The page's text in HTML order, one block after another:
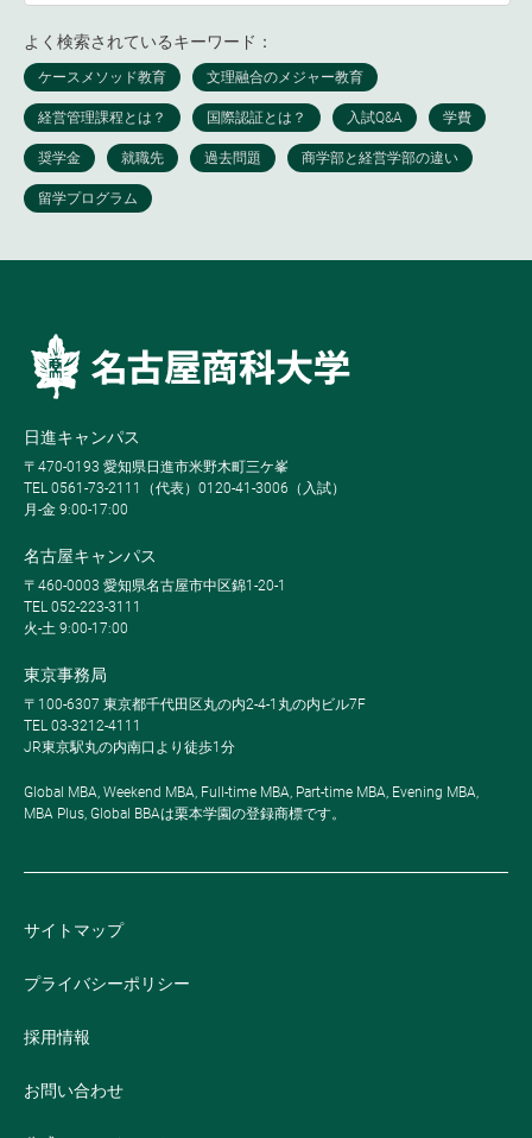
よく検索されているキーワード：
日進キャンパス
〒470-0193 愛知県日進市米野木町三ケ峯
TEL 0561-73-2111（代表）0120-41-3006（入試）
月-金 9:00-17:00
名古屋キャンパス
〒460-0003 愛知県名古屋市中区錦1-20-1
TEL 052-223-3111
火-土 9:00-17:00
東京事務局
〒100-6307 東京都千代田区丸の内2-4-1丸の内ビル7F
TEL 03-3212-4111
JR東京駅丸の内南口より徒歩1分
Global MBA, Weekend MBA, Full-time MBA, Part-time MBA, Evening MBA,
MBA Plus, Global BBAは栗本学園の登録商標です。
サイトマップ
プライバシーポリシー
採用情報
お問い合わせ